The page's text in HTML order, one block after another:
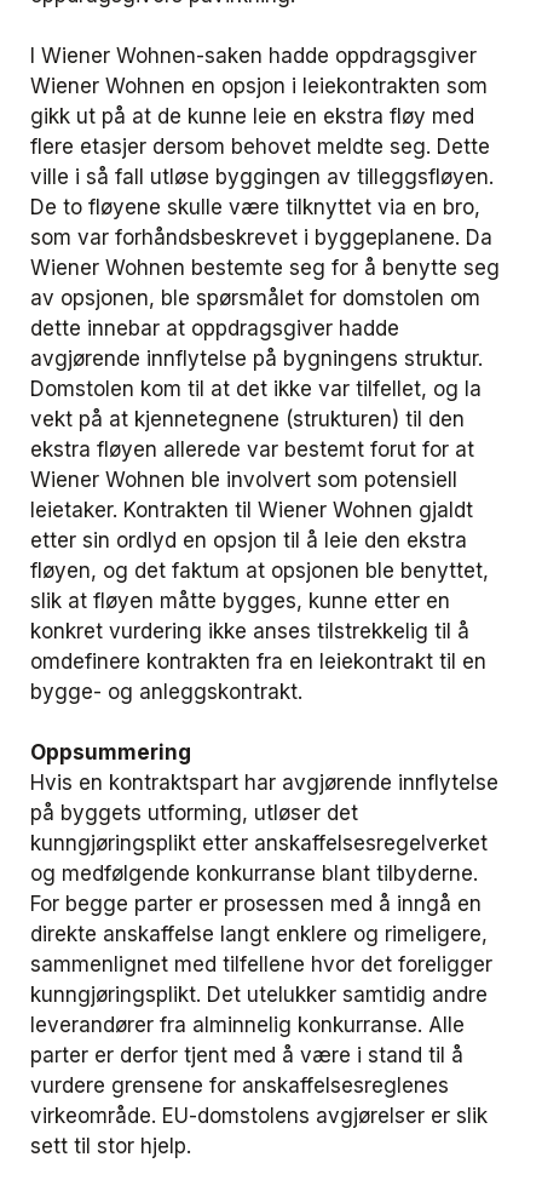
I Wiener Wohnen-saken hadde oppdragsgiver
Wiener Wohnen en opsjon i leiekontrakten som
gikk ut på at de kunne leie en ekstra fløy med
flere etasjer dersom behovet meldte seg. Dette
ville i så fall utløse byggingen av tilleggsfløyen.
De to fløyene skulle være tilknyttet via en bro,
som var forhåndsbeskrevet i byggeplanene. Da
Wiener Wohnen bestemte seg for å benytte seg
av opsjonen, ble spørsmålet for domstolen om
dette innebar at oppdragsgiver hadde
avgjørende innflytelse på bygningens struktur.
Domstolen kom til at det ikke var tilfellet, og la
vekt på at kjennetegnene (strukturen) til den
ekstra fløyen allerede var bestemt forut for at
Wiener Wohnen ble involvert som potensiell
leietaker. Kontrakten til Wiener Wohnen gjaldt
etter sin ordlyd en opsjon til å leie den ekstra
fløyen, og det faktum at opsjonen ble benyttet,
slik at fløyen måtte bygges, kunne etter en
konkret vurdering ikke anses tilstrekkelig til å
omdefinere kontrakten fra en leiekontrakt til en
bygge- og anleggskontrakt.
Oppsummering
Hvis en kontraktspart har avgjørende innflytelse
på byggets utforming, utløser det
kunngjøringsplikt etter anskaffelsesregelverket
og medfølgende konkurranse blant tilbyderne.
For begge parter er prosessen med å inngå en
direkte anskaffelse langt enklere og rimeligere,
sammenlignet med tilfellene hvor det foreligger
kunngjøringsplikt. Det utelukker samtidig andre
leverandører fra alminnelig konkurranse. Alle
parter er derfor tjent med å være i stand til å
vurdere grensene for anskaffelsesreglenes
virkeområde. EU-domstolens avgjørelser er slik
sett til stor hjelp.